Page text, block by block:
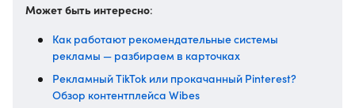
Может быть интересно:
Как работают рекомендательные системы
рекламы — разбираем в карточках
Рекламный TikTok или прокачанный Pinterest?
Обзор контентплейса Wibes